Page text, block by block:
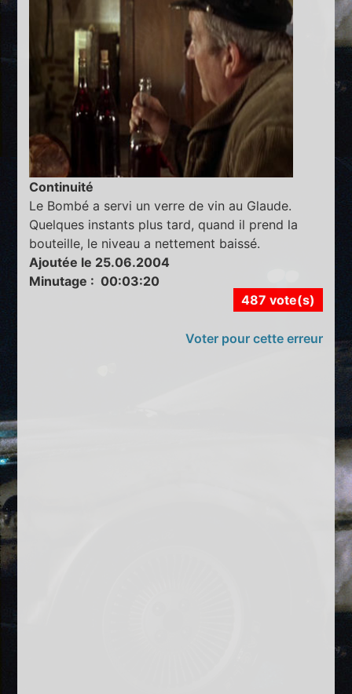
Continuité
Le Bombé a servi un verre de vin au Glaude.
Quelques instants plus tard, quand il prend la
bouteille, le niveau a nettement baissé.
Ajoutée le 25.06.2004
Minutage : 00:03:20
487 vote(s)
Voter pour cette erreur